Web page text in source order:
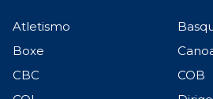
Atletismo
Boxe
CBC
COB